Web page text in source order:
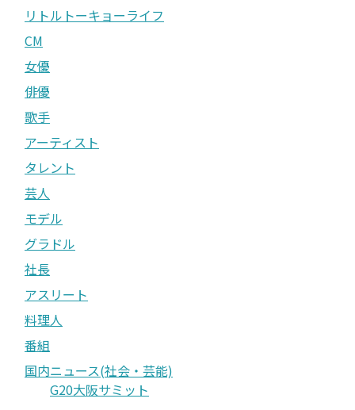
リトルトーキョーライフ
CM
女優
俳優
歌手
アーティスト
タレント
芸人
モデル
グラドル
社長
アスリート
料理人
番組
国内ニュース(社会・芸能)
G20大阪サミット